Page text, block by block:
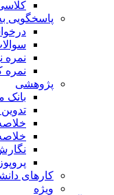
پاسخگویی
نمره
نمره
پژوهشی
بانک
کارهای
ویژه